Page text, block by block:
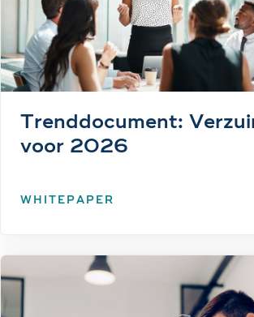
Trenddocument:
voor 2026
WHITEPAPER